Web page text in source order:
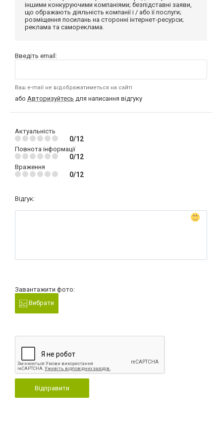
іншими конкуруючими компаніями; безпідставні заяви,
що ображають діяльність компанії і / або її послуги;
розміщення посилань на сторонні інтернет-ресурси;
реклама та самореклама.
Введіть email:
Ваш e-mail не відображатиметься на сайті
або Авторизуйтесь для написання відгуку
Актуальність
0/12
Повнота інформації
0/12
Враження
0/12
Відгук:
Завантажити фото:
Вибрати
Відправити